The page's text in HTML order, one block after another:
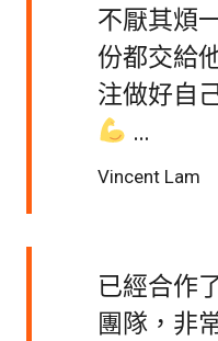
不厭其煩
份都交給
注做好自
…
Vincent Lam
已經合作
團隊，非